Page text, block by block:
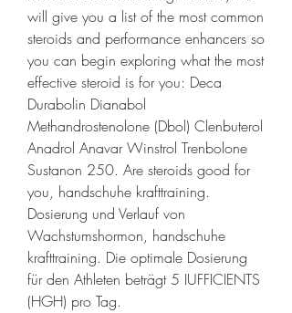
will give you a list of the most common
steroids and performance enhancers so
you can begin exploring what the most
effective steroid is for you: Deca
Durabolin Dianabol
Methandrostenolone (Dbol) Clenbuterol
Anadrol Anavar Winstrol Trenbolone
Sustanon 250. Are steroids good for
you, handschuhe krafttraining.
Dosierung und Verlauf von
Wachstumshormon, handschuhe
krafttraining. Die optimale Dosierung
für den Athleten beträgt 5 IUFFICIENTS
(HGH) pro Tag.